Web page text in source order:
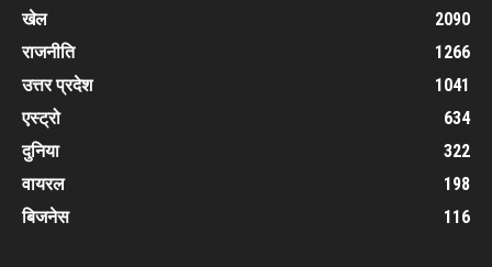
खेल
2090
राजनीति
1266
उत्तर प्रदेश
1041
एस्ट्रो
634
दुनिया
322
वायरल
198
बिजनेस
116